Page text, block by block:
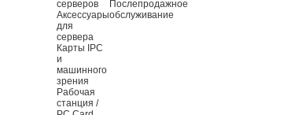
серверов
Аксессуары
для
сервера
Карты IPC
и
машинного
зрения
Рабочая
станция /
Послепродажное
обслуживание